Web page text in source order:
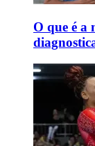
O que é a